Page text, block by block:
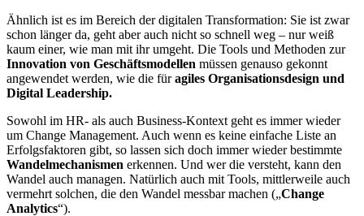
Ähnlich ist es im Bereich der digitalen Transformation: Sie ist zwar
schon länger da, geht aber auch nicht so schnell weg – nur weiß
kaum einer, wie man mit ihr umgeht. Die Tools und Methoden zur
Innovation von Geschäftsmodellen müssen genauso gekonnt
angewendet werden, wie die füragiles Organisationsdesign und
Digital Leadership.
Sowohl im HR- als auch Business-Kontext geht es immer wieder
um Change Management. Auch wenn es keine einfache Liste an
Erfolgsfaktoren gibt, so lassen sich doch immer wieder bestimmte
Wandelmechanismen erkennen. Und wer die versteht, kann den
Wandel auch managen. Natürlich auch mit Tools, mittlerweile auch
vermehrt solchen, die den Wandel messbar machen („Change
Analytics“).